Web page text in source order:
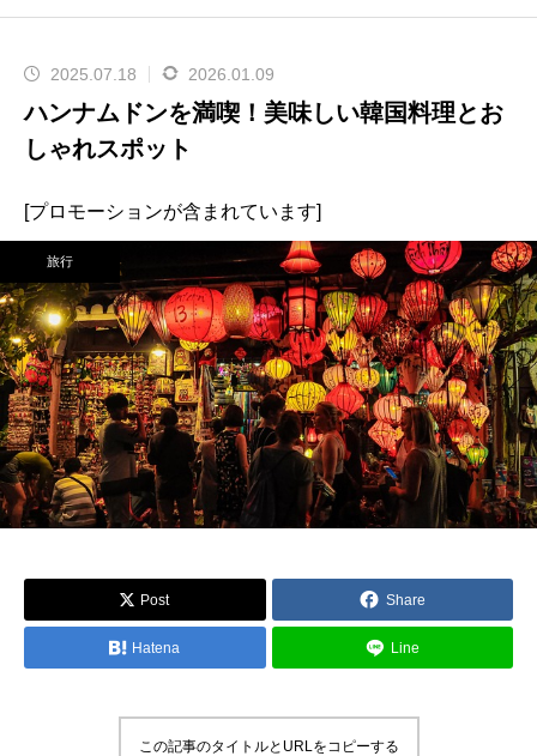
2025.07.18 2026.01.09
ハンナムドンを満喫！美味しい韓国料理とお
しゃれスポット
[プロモーションが含まれています]
旅行
Post Share
Hatena Line
この記事のタイトルとURLをコピーする